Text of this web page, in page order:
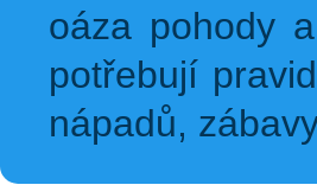
oáza pohody
potřebují
nápadů,